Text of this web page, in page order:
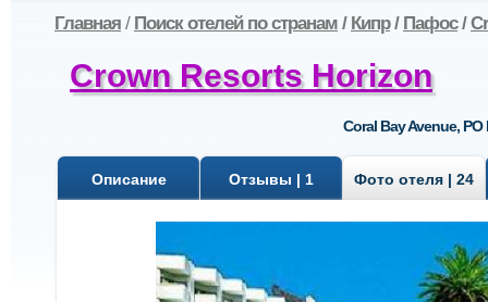
Главная / Поиск отелей по странам / Кипр/ Пафос/
Crown Resorts Horizon
Coral Bay Avenue, PO
Описание Отзывы | 1 Фото отеля | 24